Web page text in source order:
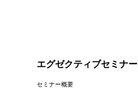
エグゼクティブセミナー
セミナー概要